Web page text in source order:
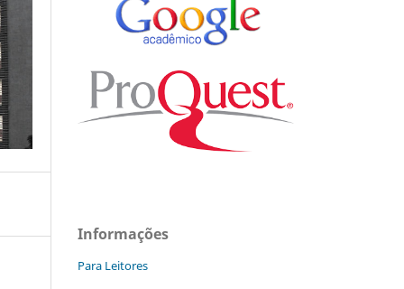
Informações
Para Leitores